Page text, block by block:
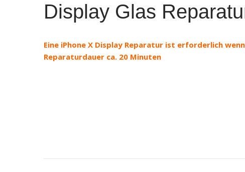
Display Glas
Eine iPhone X Display Reparatur ist erforderlich
Reparaturdauer ca. 20 Minuten